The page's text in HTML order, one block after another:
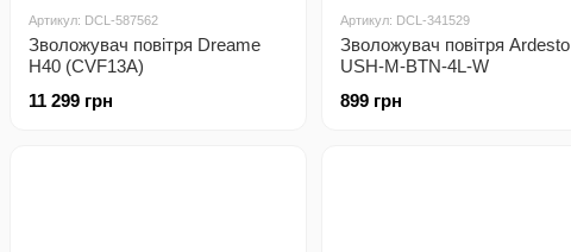
Артикул: DCL-587562
Зволожувач повітря Dreame
H40 (CVF13A)
11 299 грн
Артикул: DCL-341529
Зволожувач повітря Ardesto
USH-M-BTN-4L-W
899 грн